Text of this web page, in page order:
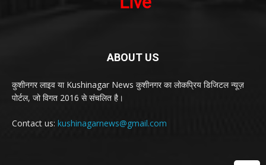
ABOUT US
कुशीनगर लाइव या Kushinagar News कुशीनगर का लोकप्रिय डिजिटल न्यूज़
पोर्टल, जो विगत 2016 से संचलित है।
Contact us: kushinagarnews@gmail.com